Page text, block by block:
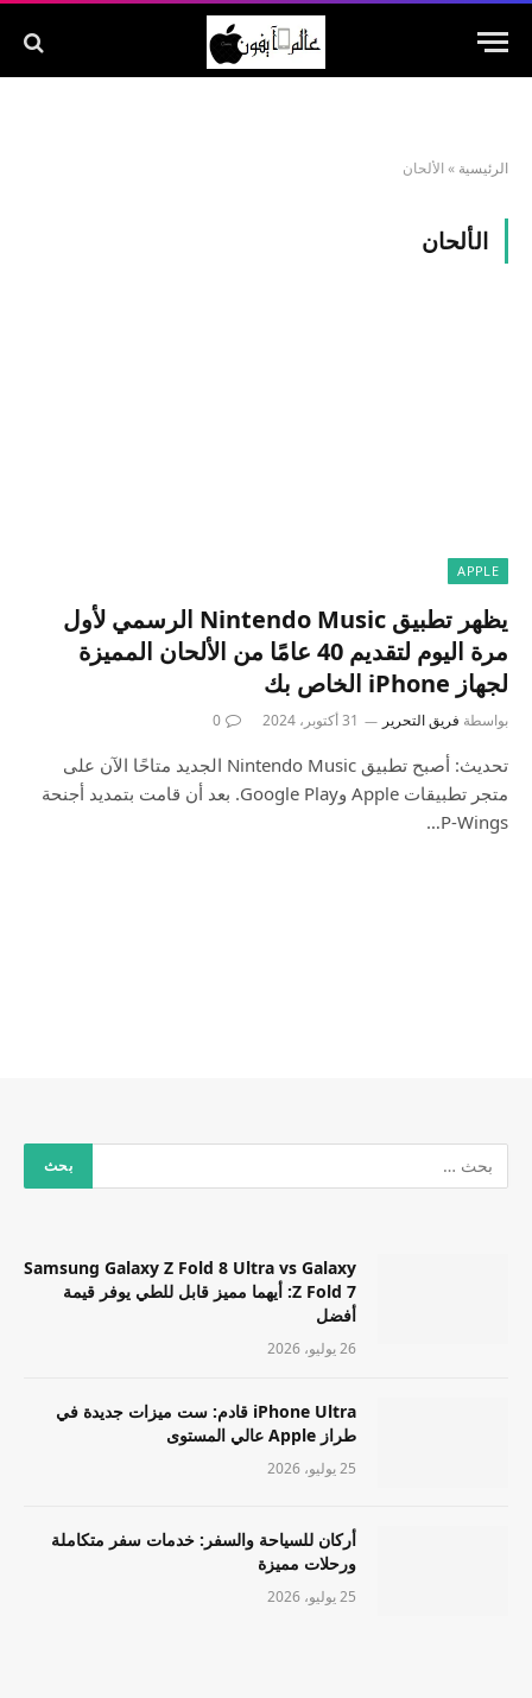
الرئيسية » الألحان
الألحان
APPLE
يظهر تطبيق Nintendo Music الرسمي لأول
مرة اليوم لتقديم 40 عامًا من الألحان المميزة
لجهاز iPhone الخاص بك
بواسطة فريق التحرير 31 أكتوبر، 2024 0
تحديث: أصبح تطبيق Nintendo Music الجديد متاحًا الآن على
متجر تطبيقات Apple وGoogle Play. بعد أن قامت بتمديد أجنحة
P-Wings…
Samsung Galaxy Z Fold 8 Ultra vs Galaxy
Z Fold 7: أيهما مميز قابل للطي يوفر قيمة
أفضل
26 يوليو، 2026
iPhone Ultra قادم: ست ميزات جديدة في
طراز Apple عالي المستوى
25 يوليو، 2026
أركان للسياحة والسفر: خدمات سفر متكاملة
ورحلات مميزة
25 يوليو، 2026